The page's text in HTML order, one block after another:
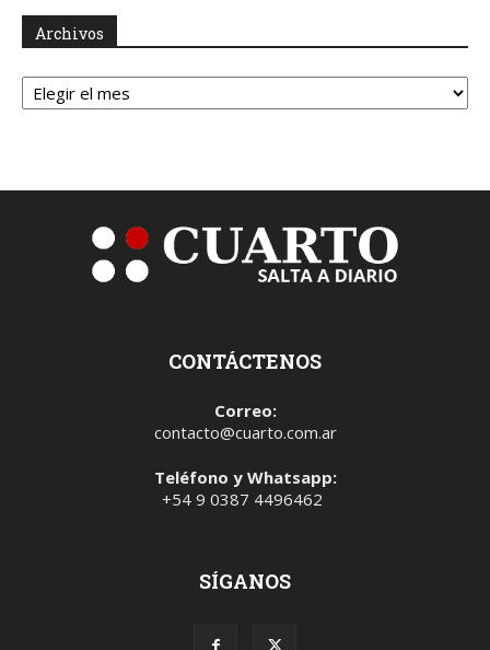
Archivos
Archivos
CONTÁCTENOS
Correo:
contacto@cuarto.com.ar
Teléfono y Whatsapp:
+54 9 0387 4496462
SÍGANOS